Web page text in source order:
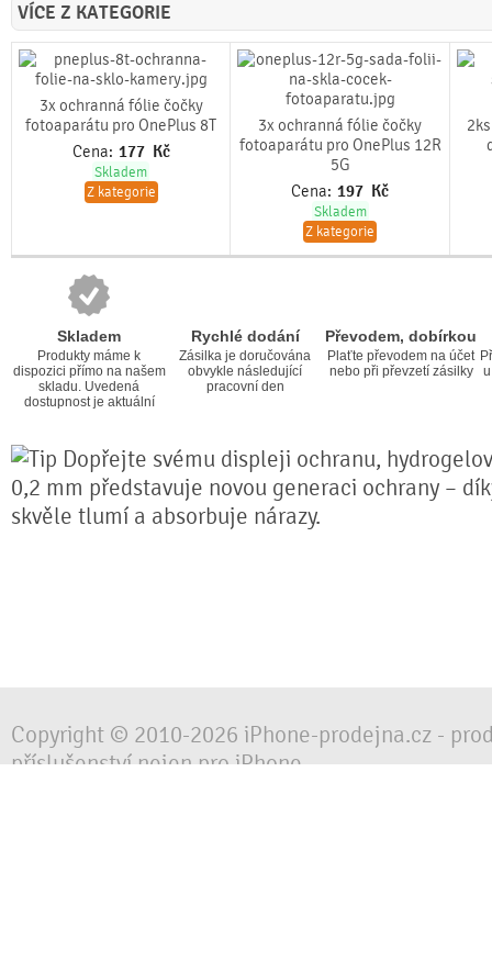
VÍCE Z KATEGORIE
3x ochranná fólie čočky
fotoaparátu pro OnePlus 8T
Cena: 177 Kč
Skladem
Z kategorie
3x ochranná fólie čočky
fotoaparátu pro OnePlus 12R
5G
Cena: 197 Kč
Skladem
Z kategorie
Skladem
Produkty máme k
dispozici přímo na našem
skladu. Uvedená
dostupnost je aktuální
Rychlé dodání
Zásilka je doručována
obvykle následující
pracovní den
Převodem, dobírkou
Plaťte převodem na účet
nebo při převzetí zásilky
Dopřejte svému displeji ochranu,
0,2 mm představuje novou generaci ochrany –
skvěle tlumí a absorbuje nárazy.
Copyright © 2010-2026 iPhone-prodejna.cz -
příslušenství nejen pro iPhone